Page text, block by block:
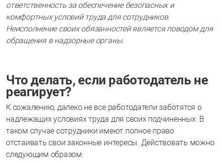
ответственность за обеспечение безопасных и
комфортных условий труда для сотрудников.
Неисполнение своих обязанностей является поводом для
обращения в надзорные органы.
Что делать, если работодатель не
реагирует?
К сожалению, далеко не все работодатели заботятся о
надлежащих условиях труда для своих подчиненных. В
таком случае сотрудники имеют полное право
отстаивать свои законные интересы. Действовать можно
следующим образом: